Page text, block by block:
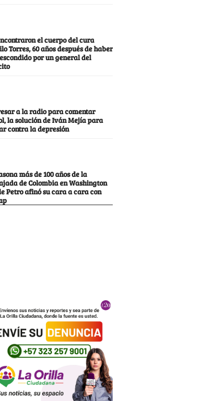
el cuerpo del cura
Torres, 60 años después de haber
por un general del
a la radio para comentar
la solución de Iván Mejía para
contra la depresión
más de 100 años de la
de Colombia en Washington
Petro afinó su cara a cara con